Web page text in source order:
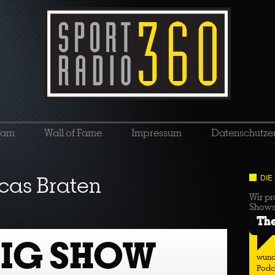
Wall of Fame Impressum
Braten
SHOW
DIE
Wir
Shows